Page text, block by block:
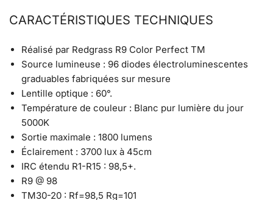
CARACTÉRISTIQUES TECHNIQUES
Réalisé par Redgrass R9 Color Perfect TM
Source lumineuse : 96 diodes électroluminescentes
graduables fabriquées sur mesure
Lentille optique : 60°.
Température de couleur : Blanc pur lumière du jour
5000K
Sortie maximale : 1800 lumens
Éclairement : 3700 lux à 45cm
IRC étendu R1-R15 : 98,5+.
R9 @ 98
TM30-20 : Rf=98,5 Rg=101